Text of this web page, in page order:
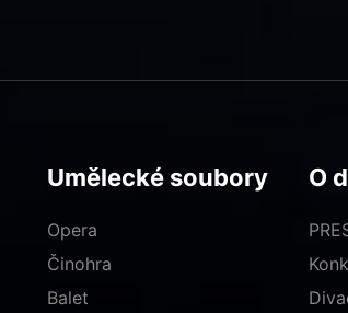
Umělecké soubory
Opera
Činohra
Balet
O